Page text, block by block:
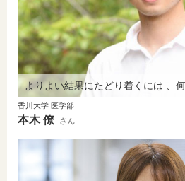
香川大学 医学部
本木 僚 さん